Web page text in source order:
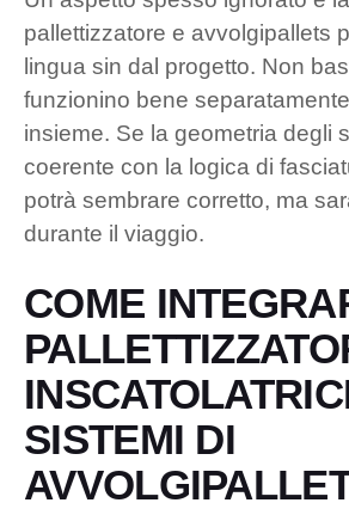
pallettizzatore e avvolgipallets
lingua sin dal progetto. Non
funzionino bene
insieme. Se la geometria degli
coerente con la logica di
potrà sembrare corretto, ma
durante il viaggio.
COME
SISTEMI DI